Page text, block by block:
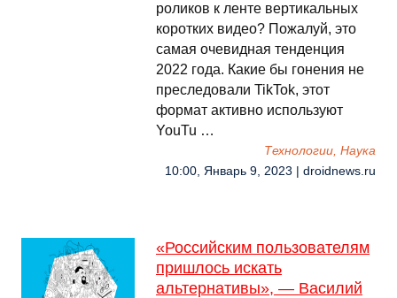
роликов к ленте вертикальных
коротких видео? Пожалуй, это
самая очевидная тенденция
2022 года. Какие бы гонения не
преследовали TikTok, этот
формат активно используют
YouTu …
Технологии, Наука
10:00, Январь 9, 2023 | droidnews.ru
«Российским пользователям
пришлось искать
альтернативы», — Василий